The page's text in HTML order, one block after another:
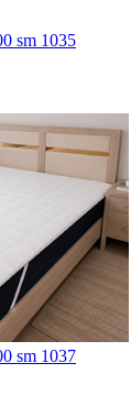
sm 1035
sm 1037